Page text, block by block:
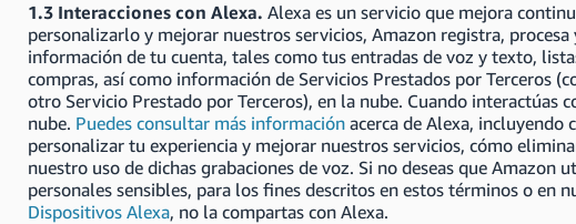
1.3 Interacciones con Alexa.Alexa es un servicio que mejora
personalizarlo y mejorar nuestros servicios, Amazon registra,
información de tu cuenta, tales como tus entradas de voz y texto,
compras, así como información de Servicios Prestados por Terceros
otro Servicio Prestado por Terceros), en la nube. Cuando interactúas
nube. Puedes consultar más información acerca de Alexa, incluyendo
personalizar tu experiencia y mejorar nuestros servicios, cómo
nuestro uso de dichas grabaciones de voz. Si no deseas que
personales sensibles, para los fines descritos en estos términos o en
Dispositivos Alexa, no la compartas con Alexa.